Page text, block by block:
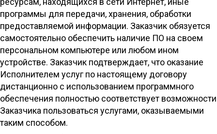
программы для передачи, хранения, обработки
предоставляемой информации. Заказчик обязуется
самостоятельно обеспечить наличие ПО на своем
персональном компьютере или любом ином
устройстве. Заказчик подтверждает, что оказание
Исполнителем услуг по настоящему договору
дистанционно с использованием программного
обеспечения полностью соответствует возможности
Заказчика пользоваться услугами, оказываемыми
таким способом.